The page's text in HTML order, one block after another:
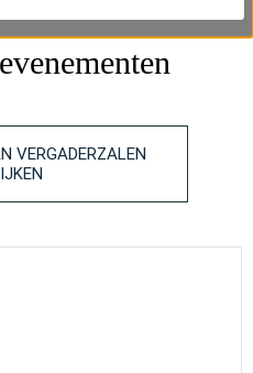
VERGADERZALEN